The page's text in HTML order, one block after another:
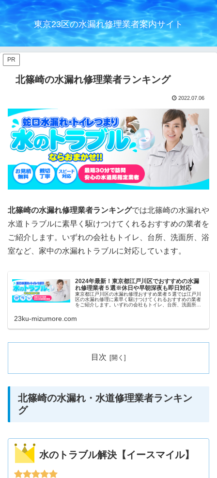
東京23区の水漏れ修理業者案内サイト
PR
北篠崎の水漏れ修理業者ランキング
2022.07.06
北篠崎の水漏れ修理業者ランキングでは北篠崎の水漏れや
水道トラブルに素早く駆けつけてくれるおすすめの業者を
ご紹介します。いずれの会社もトイレ、台所、洗面所、浴
室など、家中の水漏れトラブルに対応しています。
2024年最新！東京都江戸川区でおすすめの水漏
れ修理業者５選※休日や早朝深夜も即日対応
東京都江戸川区の水漏れ修理おすすめ業者５選では江戸川
区の水漏れ修理に素早く駆けつけてくれるおすすめの業者
をご紹介します。いずれの会社もトイレ、台所、洗面所、
23ku-mizumore.com
目次
北篠崎の水漏れ・水道修理業者ランキン
グ
水のトラブル解決【イースマイル】